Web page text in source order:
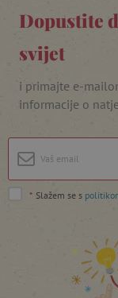
Dopustite
svijet
i primajte e-
informacije o
* Slažem se s